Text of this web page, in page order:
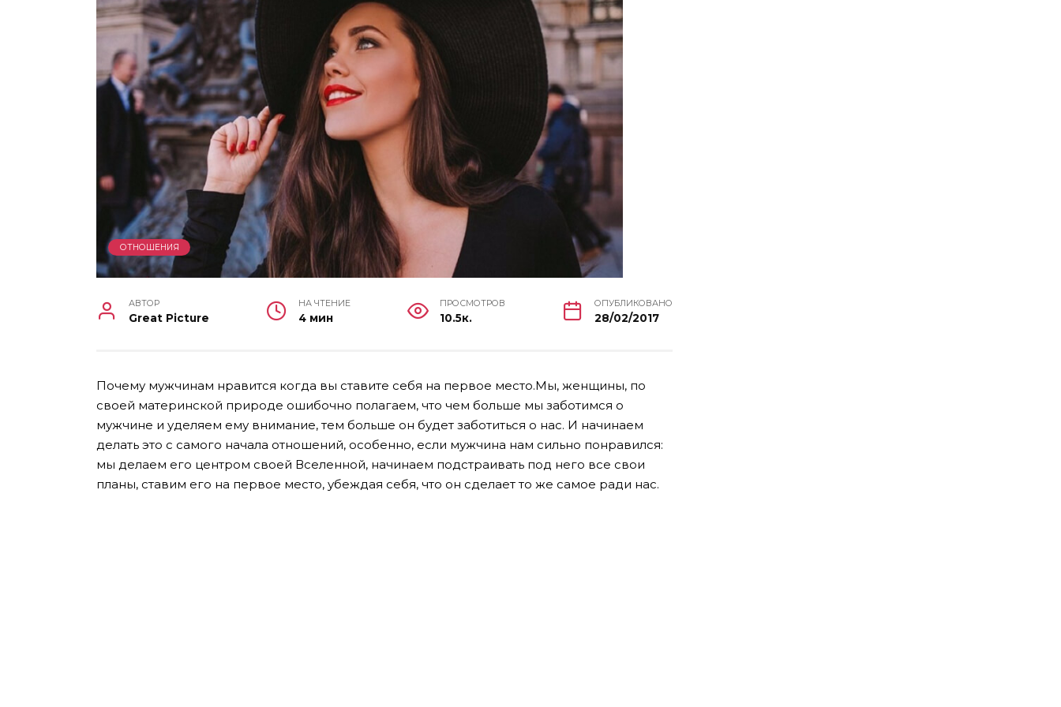
ОТНОШЕНИЯ
АВТОР
Great Picture
НА ЧТЕНИЕ
4 мин
ПРОСМОТРОВ
10.5к.
ОПУБЛИКОВАНО
28/02/2017
Почему мужчинам нравится когда вы ставите себя на первое место.Мы, женщины, по
своей материнской природе ошибочно полагаем, что чем больше мы заботимся о
мужчине и уделяем ему внимание, тем больше он будет заботиться о нас. И начинаем
делать это с самого начала отношений, особенно, если мужчина нам сильно понравился:
мы делаем его центром своей Вселенной, начинаем подстраивать под него все свои
планы, ставим его на первое место, убеждая себя, что он сделает то же самое ради нас.